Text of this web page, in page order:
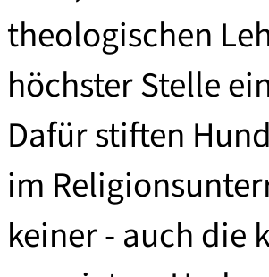
theologischen
höchster Stelle
Dafür stiften
im
keiner - auch die